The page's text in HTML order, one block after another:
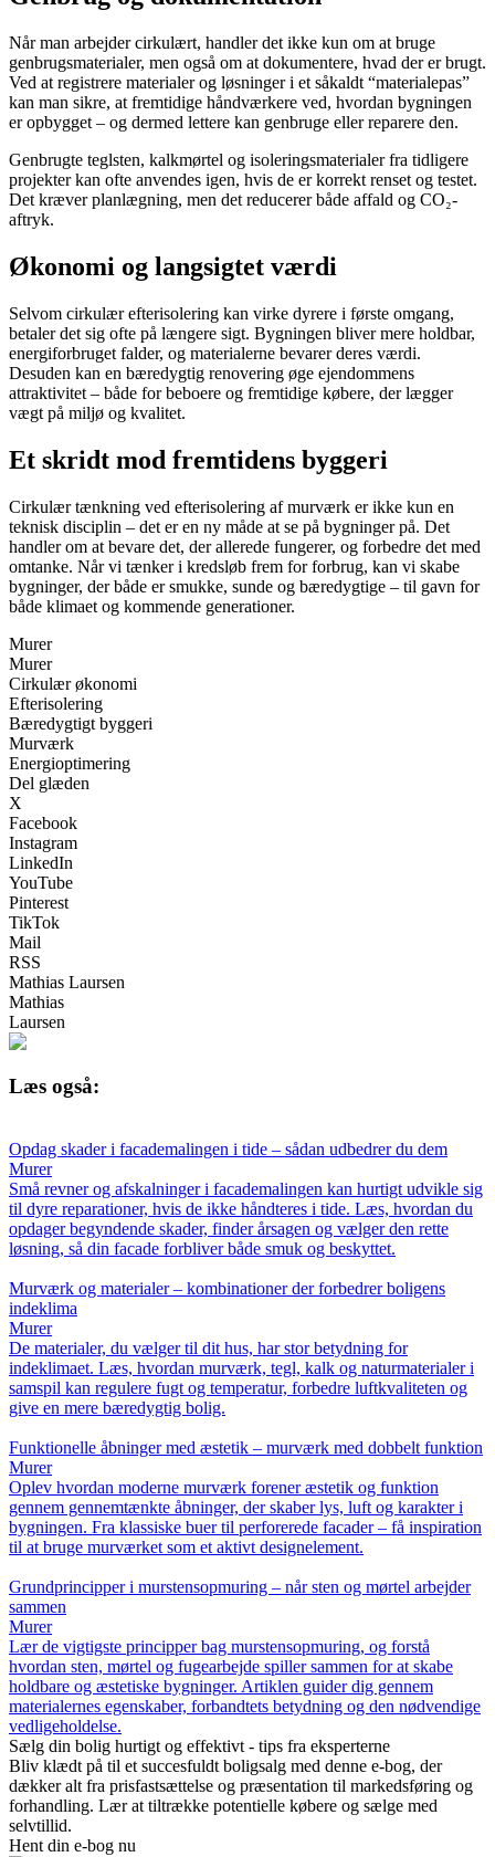
Når man arbejder cirkulært, handler det ikke kun om at bruge
genbrugsmaterialer, men også om at dokumentere, hvad der er brugt.
Ved at registrere materialer og løsninger i et såkaldt “materialepas”
kan man sikre, at fremtidige håndværkere ved, hvordan bygningen
er opbygget – og dermed lettere kan genbruge eller reparere den.
Genbrugte teglsten, kalkmørtel og isoleringsmaterialer fra tidligere
projekter kan ofte anvendes igen, hvis de er korrekt renset og testet.
Det kræver planlægning, men det reducerer både affald og CO₂-
aftryk.
Økonomi og langsigtet værdi
Selvom cirkulær efterisolering kan virke dyrere i første omgang,
betaler det sig ofte på længere sigt. Bygningen bliver mere holdbar,
energiforbruget falder, og materialerne bevarer deres værdi.
Desuden kan en bæredygtig renovering øge ejendommens
attraktivitet – både for beboere og fremtidige købere, der lægger
vægt på miljø og kvalitet.
Et skridt mod fremtidens byggeri
Cirkulær tænkning ved efterisolering af murværk er ikke kun en
teknisk disciplin – det er en ny måde at se på bygninger på. Det
handler om at bevare det, der allerede fungerer, og forbedre det med
omtanke. Når vi tænker i kredsløb frem for forbrug, kan vi skabe
bygninger, der både er smukke, sunde og bæredygtige – til gavn for
både klimaet og kommende generationer.
Murer
Murer
Cirkulær økonomi
Efterisolering
Bæredygtigt byggeri
Murværk
Energioptimering
Del glæden
X
Facebook
Instagram
LinkedIn
YouTube
Pinterest
TikTok
Mail
RSS
Mathias Laursen
Mathias
Laursen
Læs også:
Opdag skader i facademalingen i tide – sådan udbedrer du dem
Murer
Små revner og afskalninger i facademalingen kan hurtigt udvikle sig
til dyre reparationer, hvis de ikke håndteres i tide. Læs, hvordan du
opdager begyndende skader, finder årsagen og vælger den rette
løsning, så din facade forbliver både smuk og beskyttet.
Murværk og materialer – kombinationer der forbedrer boligens
indeklima
Murer
De materialer, du vælger til dit hus, har stor betydning for
indeklimaet. Læs, hvordan murværk, tegl, kalk og naturmaterialer i
samspil kan regulere fugt og temperatur, forbedre luftkvaliteten og
give en mere bæredygtig bolig.
Funktionelle åbninger med æstetik – murværk med dobbelt funktion
Murer
Oplev hvordan moderne murværk forener æstetik og funktion
gennem gennemtænkte åbninger, der skaber lys, luft og karakter i
bygningen. Fra klassiske buer til perforerede facader – få inspiration
til at bruge murværket som et aktivt designelement.
Grundprincipper i murstensopmuring – når sten og mørtel arbejder
sammen
Murer
Lær de vigtigste principper bag murstensopmuring, og forstå
hvordan sten, mørtel og fugearbejde spiller sammen for at skabe
holdbare og æstetiske bygninger. Artiklen guider dig gennem
materialernes egenskaber, forbandtets betydning og den nødvendige
vedligeholdelse.
Sælg din bolig hurtigt og effektivt - tips fra eksperterne
Bliv klædt på til et succesfuldt boligsalg med denne e-bog, der
dækker alt fra prisfastsættelse og præsentation til markedsføring og
forhandling. Lær at tiltrække potentielle købere og sælge med
selvtillid.
Hent din e-bog nu